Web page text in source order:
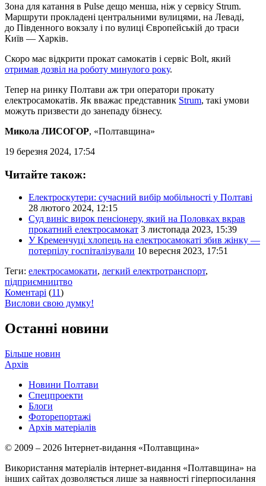
Зона для катання в Pulse дещо менша, ніж у сервісу Strum.
Маршрути прокладені центральними вулицями, на Леваді,
до Південного вокзалу і по вулиці Європейській до траси
Київ — Харків.
Скоро має відкрити прокат самокатів і сервіс Bolt, який
отримав дозвіл на роботу минулого року.
Тепер на ринку Полтави аж три оператори прокату
електросамокатів. Як вважає представник Strum, такі умови
можуть призвести до занепаду бізнесу.
Микола ЛИСОГОР, «Полтавщина»
19 березня 2024, 17:54
Читайте також:
Електроскутери: сучасний вибір мобільності у Полтаві
28 лютого 2024, 12:15
Суд виніс вирок пенсіонеру, який на Половках вкрав
прокатний електросамокат 3 листопада 2023, 15:39
У Кременчуці хлопець на електросамокаті збив жінку —
потерпілу госпіталізували 10 вересня 2023, 17:51
Теги: електросамокати, легкий електротранспорт,
підприємництво
Коментарі (11)
Вислови свою думку!
Останні новини
Більше новин
Архів
Новини Полтави
Спецпроекти
Блоги
Фоторепортажі
Архів матеріалів
© 2009 – 2026 Інтернет-видання «Полтавщина»
Використання матеріалів інтернет-видання «Полтавщина» на
інших сайтах дозволяється лише за наявності гіперпосилання